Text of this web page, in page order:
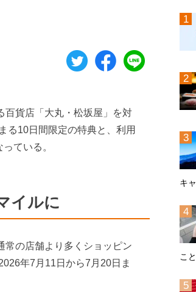
百貨店「大丸・松坂屋」を対
る10日間限定の特典と、利用
ている。
イルに
常の店舗より多くショッピン
年7月11日から7月20日ま
キ
こと